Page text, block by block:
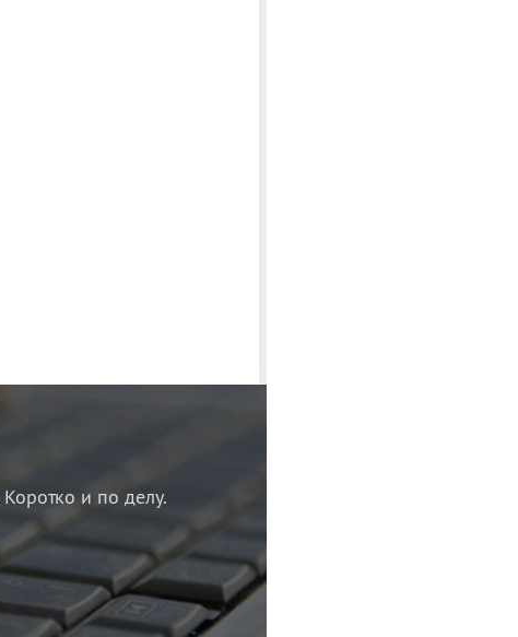
Коротко и по делу.